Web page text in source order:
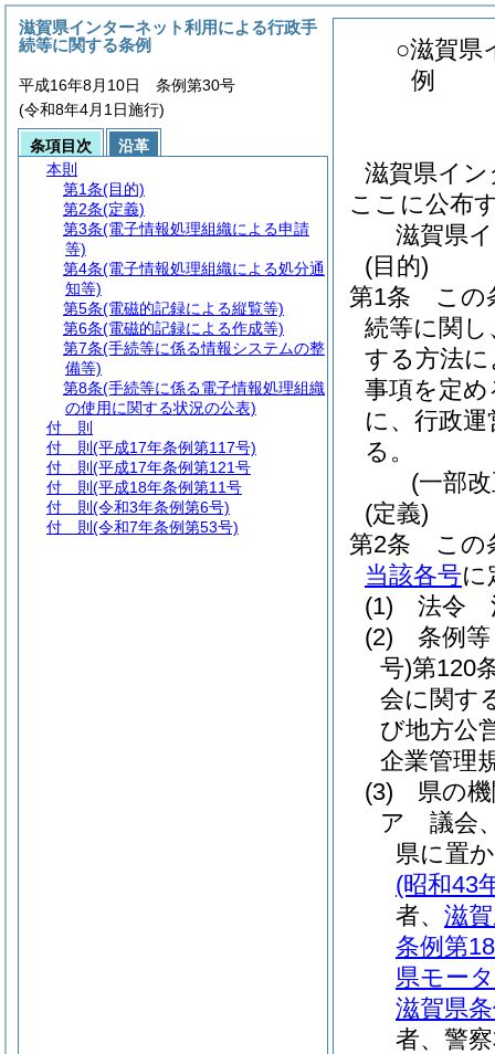
○滋賀県
例
滋賀県イ
ここに公布
滋賀県
(目的)
第1条
この
続等に関
する方法
事項を定
に、行政
る。
(一部
(定義)
第2条
この
当該各号に
(1)
法令
(2)
条例
号)第120
会に関す
び地方公
企業管理
(3)
県の
ア
議会
県に置
(昭和43
者、 滋
条例第
県モー
滋賀県
者、警
滋賀県インターネット利用による行政手
続等に関する条例
平成16年8月10日 条例第30号
(令和8年4月1日施行)
条項目次
沿革
本則
第1条(目的)
第2条(定義)
第3条(電子情報処理組織による申請
等)
第4条(電子情報処理組織による処分通
知等)
第5条(電磁的記録による縦覧等)
第6条(電磁的記録による作成等)
第7条(手続等に係る情報システムの整
備等)
第8条(手続等に係る電子情報処理組織
の使用に関する状況の公表)
付 則
付 則 (平成17年条例第117号)
付 則 (平成17年条例第121号
付 則 (平成18年条例第11号
付 則 (令和3年条例第6号)
付 則 (令和7年条例第53号)